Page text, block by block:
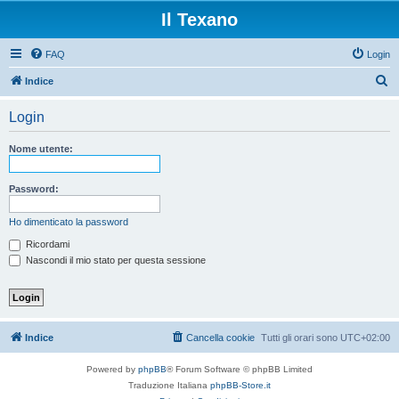
Il Texano
FAQ Login
Indice
Login
Nome utente:
Password:
Ho dimenticato la password
Ricordami
Nascondi il mio stato per questa sessione
Indice Tutti gli orari sono UTC+02:00
Cancella cookie
Powered by phpBB® Forum Software © phpBB Limited
Traduzione Italiana phpBB-Store.it